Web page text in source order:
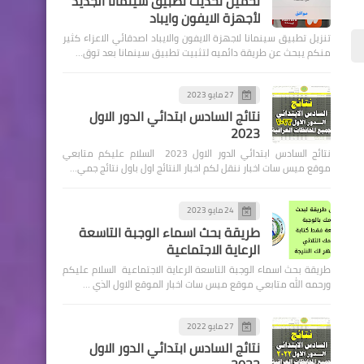
لأجهزة الايفون وايباد
تنزيل تطبيق سينمانا لاجهزة الايفون والايباد اصدقائي الاعزاء كثير
منكم يبحث عن طريقة دائميه لتثبيت تطبيق سينمانا بعد توق…
27 مايو 2023
نتائج السادس ابتدائي الدور الاول
2023
نتائج السادس ابتدائي الدور الاول 2023 السلام عليكم متابعي
موقع ميس سات اخبار ننقل لكم اخبار النتائج اول باول نتائج جمي…
24 مايو 2023
طريقة بحث اسماء الوجبة التاسعة
الرعاية الاجتماعية
طريقة بحث اسماء الوجبة التاسعة الرعاية الاجتماعية السلام عليكم
ورحمه الله متابعي موقع ميس سات اخبار الموقع الاول الذي …
27 مايو 2022
نتائج السادس ابتدائي الدور الاول
اخبارالطقس
تطورات حالة الطقس صادرة
مساء السبت
السلف والقروض
مصرف الرشيد يعلن عن
تعليماته الخاصة بشراء
بسماية